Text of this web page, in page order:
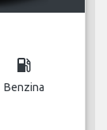
local_gas_station
Benzina